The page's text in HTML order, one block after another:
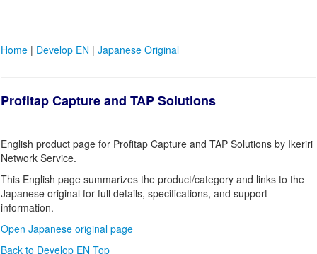
Home | Develop EN | Japanese Original
Profitap Capture and TAP Solutions
English product page for Profitap Capture and TAP Solutions by Ikeriri
Network Service.
This English page summarizes the product/category and links to the
Japanese original for full details, specifications, and support
information.
Open Japanese original page
Back to Develop EN Top